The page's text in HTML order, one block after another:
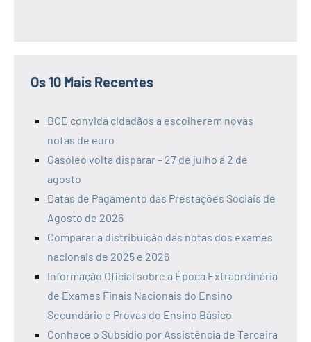
Os 10 Mais Recentes
BCE convida cidadãos a escolherem novas
notas de euro
Gasóleo volta disparar – 27 de julho a 2 de
agosto
Datas de Pagamento das Prestações Sociais de
Agosto de 2026
Comparar a distribuição das notas dos exames
nacionais de 2025 e 2026
Informação Oficial sobre a Época Extraordinária
de Exames Finais Nacionais do Ensino
Secundário e Provas do Ensino Básico
Conhece o Subsídio por Assistência de Terceira